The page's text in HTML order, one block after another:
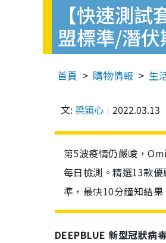
【快速測
盟標準/潛伏
首頁 購物情報 生
文: 梁穎心 2022.03.13
第5波疫情仍嚴峻，
每日檢測。精選13款
準，最快10分鐘知結果
DEEPBLUE 新型冠狀病